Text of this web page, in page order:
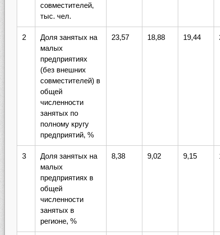
совместителей,
тыс. чел.
2
Доля занятых на
малых
предприятиях
(без внешних
совместителей) в
общей
численности
занятых по
полному кругу
предприятий, %
23,57 18,88 19,44
3
Доля занятых на
малых
предприятиях в
общей
численности
занятых в
регионе, %
8,38 9,02 9,15